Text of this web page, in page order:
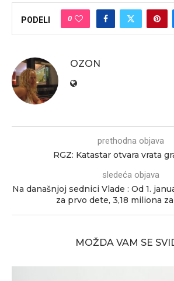
PODELI 0
OZON
prethodna objava
RGZ: Katastar otvara vrata
sledeća objava
Na današnjoj sednici Vlade : Od 1.
za prvo dete, 3,18 miliona
MOŽDA VAM SE